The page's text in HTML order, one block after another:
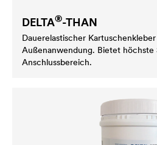
DELTA®-THAN
Dauerelastischer
Außenanwendung. Bietet höchste
Anschlussbereich.